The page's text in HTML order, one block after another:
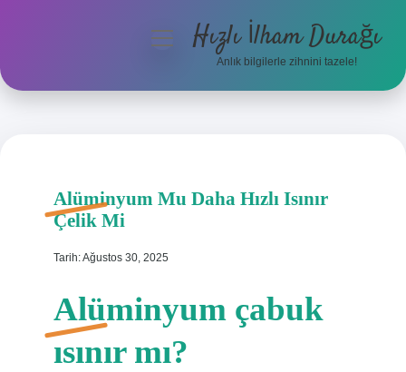
Anasayfa
Hakkımızda
menüyüHızlı İlham Durağı
Anlık bilgilerle zihnini tazele!
Alüminyum Mu Daha Hızlı Isınır
Çelik Mi
Tarih: Ağustos 30, 2025
Alüminyum çabuk
ısınır mı?